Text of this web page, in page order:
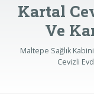
Kartal
Ve
Maltepe Sağlık
Cevizli